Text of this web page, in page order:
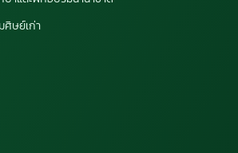
ษย์เก่า